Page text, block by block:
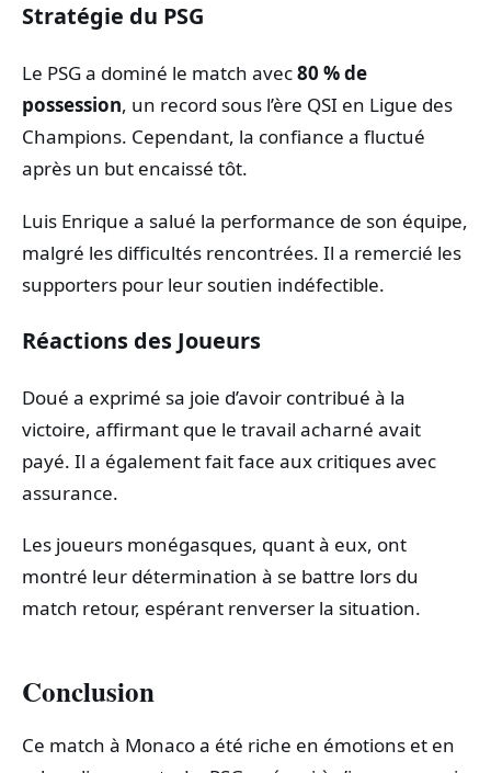
Stratégie du PSG
Le PSG a dominé le match avec80 % de
possession, un record sous l’ère QSI en Ligue des
Champions. Cependant, la confiance a fluctué
après un but encaissé tôt.
Luis Enrique a salué la performance de son équipe,
malgré les difficultés rencontrées. Il a remercié les
supporters pour leur soutien indéfectible.
Réactions des Joueurs
Doué a exprimé sa joie d’avoir contribué à la
victoire, affirmant que le travail acharné avait
payé. Il a également fait face aux critiques avec
assurance.
Les joueurs monégasques, quant à eux, ont
montré leur détermination à se battre lors du
match retour, espérant renverser la situation.
Conclusion
Ce match à Monaco a été riche en émotions et en